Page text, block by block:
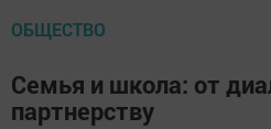
ОБЩЕСТВО
Семья и школа: от
партнерству